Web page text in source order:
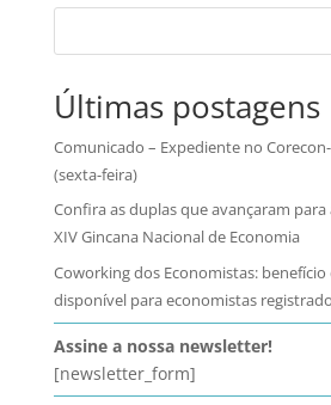
Últimas postagens
Comunicado – Expediente no
(sexta-feira)
Confira as duplas que avançaram
XIV Gincana Nacional de Economia
Coworking dos Economistas: benefício
disponível para economistas
Assine a nossa newsletter!
[newsletter_form]